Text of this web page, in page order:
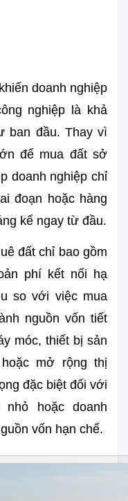
doanh nghiệp
nghiệp là khả
ban đầu. Thay vì
để mua đất sở
doanh nghiệp chỉ
đoạn hoặc hàng
kể ngay từ đầu.
đất chỉ bao gồm
phí kết nối hạ
so với việc mua
nguồn vốn tiết
móc, thiết bị sản
mở rộng thị
đặc biệt đối với
hoặc doanh
vốn hạn chế.